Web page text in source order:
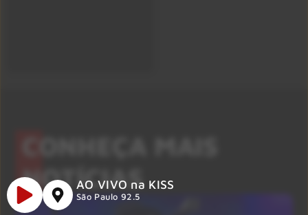
CONHEÇA MAIS
NOTÍCIAS
AO VIVO na KISS
São Paulo 92.5